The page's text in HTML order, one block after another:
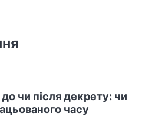
чи після декрету: чи
часу